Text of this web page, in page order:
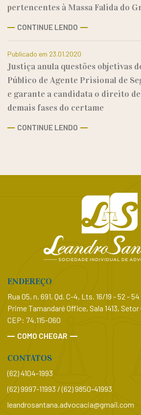
pertencentes à Massa Falida do
CONTINUE LENDO
Publicado em 23.01.2020
Justiça anula questões objetivas
Público de Agente Prisional de
e garante a candidata o direito
demais fases do certame
CONTINUE LENDO
ENDEREÇO
Rua 05, n. 691, Qd. C-4, Lts. 16/19 - 52 -
Prime Tamandaré Office, Sala 1413, Setor
CEP: 74.115-060
COMO CHEGAR
CONTATOS
(62) 4104-1993
(62) 9997-11993 / (62) 9850-41993
leandrosantana.advocacia@gmail.com